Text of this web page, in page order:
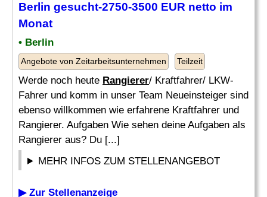
Berlin gesucht-2750-3500 EUR netto im
Monat
• Berlin
Angebote von Zeitarbeitsunternehmen Teilzeit
Werde noch heute Rangierer/ Kraftfahrer/ LKW-
Fahrer und komm in unser Team Neueinsteiger sind
ebenso willkommen wie erfahrene Kraftfahrer und
Rangierer. Aufgaben Wie sehen deine Aufgaben als
Rangierer aus? Du [...]
MEHR INFOS ZUM STELLENANGEBOT
▶ Zur Stellenanzeige